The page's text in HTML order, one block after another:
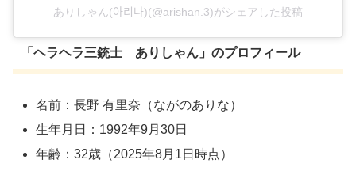
ありしゃん(아리나)(@arishan.3)がシェアした投稿
「ヘラヘラ三銃士 ありしゃん」のプロフィール
名前：長野 有里奈（ながのありな）
生年月日：1992年9月30日
年齢：32歳（2025年8月1日時点）